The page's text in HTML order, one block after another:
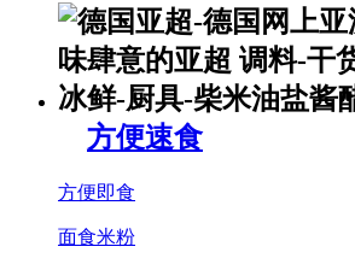
方便速食
方便即食
面食米粉